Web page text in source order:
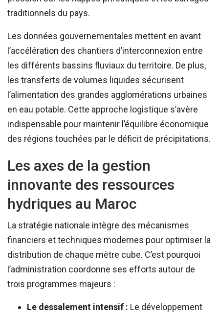
traditionnels du pays.
Les données gouvernementales mettent en avant
l’accélération des chantiers d’interconnexion entre
les différents bassins fluviaux du territoire. De plus,
les transferts de volumes liquides sécurisent
l’alimentation des grandes agglomérations urbaines
en eau potable. Cette approche logistique s’avère
indispensable pour maintenir l’équilibre économique
des régions touchées par le déficit de précipitations.
Les axes de la gestion
innovante des ressources
hydriques au Maroc
La stratégie nationale intègre des mécanismes
financiers et techniques modernes pour optimiser la
distribution de chaque mètre cube. C’est pourquoi
l’administration coordonne ses efforts autour de
trois programmes majeurs :
Le dessalement intensif : Le développement